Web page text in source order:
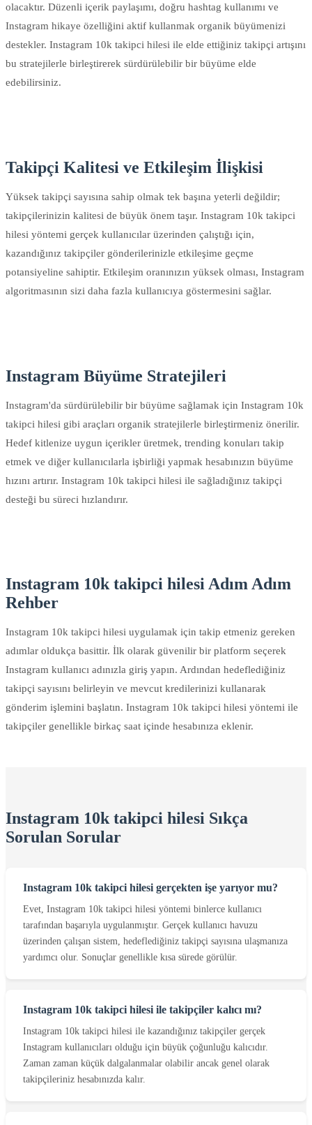
olacaktır. Düzenli içerik paylaşımı, doğru hashtag kullanımı ve
Instagram hikaye özelliğini aktif kullanmak organik büyümenizi
destekler. Instagram 10k takipci hilesi ile elde ettiğiniz takipçi artışını
bu stratejilerle birleştirerek sürdürülebilir bir büyüme elde
edebilirsiniz.
Takipçi Kalitesi ve Etkileşim İlişkisi
Yüksek takipçi sayısına sahip olmak tek başına yeterli değildir;
takipçilerinizin kalitesi de büyük önem taşır. Instagram 10k takipci
hilesi yöntemi gerçek kullanıcılar üzerinden çalıştığı için,
kazandığınız takipçiler gönderilerinizle etkileşime geçme
potansiyeline sahiptir. Etkileşim oranınızın yüksek olması, Instagram
algoritmasının sizi daha fazla kullanıcıya göstermesini sağlar.
Instagram Büyüme Stratejileri
Instagram'da sürdürülebilir bir büyüme sağlamak için Instagram 10k
takipci hilesi gibi araçları organik stratejilerle birleştirmeniz önerilir.
Hedef kitlenize uygun içerikler üretmek, trending konuları takip
etmek ve diğer kullanıcılarla işbirliği yapmak hesabınızın büyüme
hızını artırır. Instagram 10k takipci hilesi ile sağladığınız takipçi
desteği bu süreci hızlandırır.
Instagram 10k takipci hilesi Adım Adım
Rehber
Instagram 10k takipci hilesi uygulamak için takip etmeniz gereken
adımlar oldukça basittir. İlk olarak güvenilir bir platform seçerek
Instagram kullanıcı adınızla giriş yapın. Ardından hedeflediğiniz
takipçi sayısını belirleyin ve mevcut kredilerinizi kullanarak
gönderim işlemini başlatın. Instagram 10k takipci hilesi yöntemi ile
takipçiler genellikle birkaç saat içinde hesabınıza eklenir.
Instagram 10k takipci hilesi Sıkça
Sorulan Sorular
Instagram 10k takipci hilesi gerçekten işe yarıyor mu?
Evet, Instagram 10k takipci hilesi yöntemi binlerce kullanıcı
tarafından başarıyla uygulanmıştır. Gerçek kullanıcı havuzu
üzerinden çalışan sistem, hedeflediğiniz takipçi sayısına ulaşmanıza
yardımcı olur. Sonuçlar genellikle kısa sürede görülür.
Instagram 10k takipci hilesi ile takipçiler kalıcı mı?
Instagram 10k takipci hilesi ile kazandığınız takipçiler gerçek
Instagram kullanıcıları olduğu için büyük çoğunluğu kalıcıdır.
Zaman zaman küçük dalgalanmalar olabilir ancak genel olarak
takipçileriniz hesabınızda kalır.